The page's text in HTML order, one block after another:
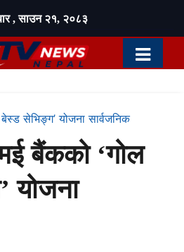
, साउन २१, २०८३
सेभिङ्ग’ योजना सार्वजनिक
बैंकको ‘गोल
योजना